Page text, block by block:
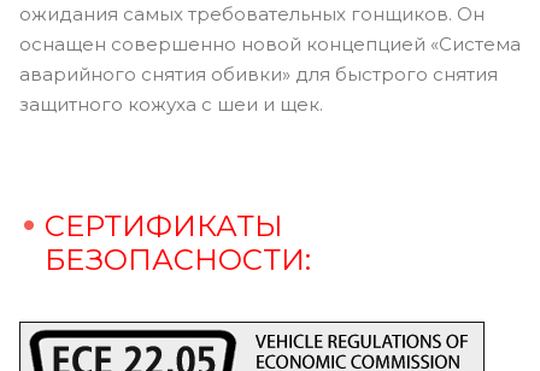
ожидания самых требовательных гонщиков. Он
оснащен совершенно новой концепцией «Система
аварийного снятия обивки» для быстрого снятия
защитного кожуха с шеи и щек.
СЕРТИФИКАТЫ
БЕЗОПАСНОСТИ: